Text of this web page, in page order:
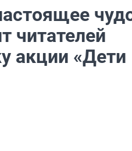
читателей
акции «Дети